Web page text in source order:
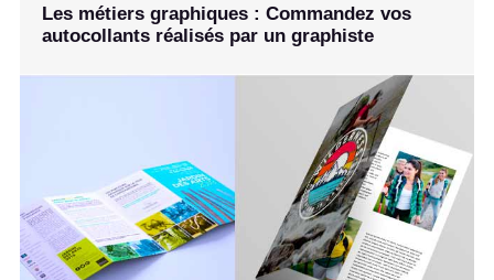
Les métiers graphiques : Commandez vos
autocollants réalisés par un graphiste